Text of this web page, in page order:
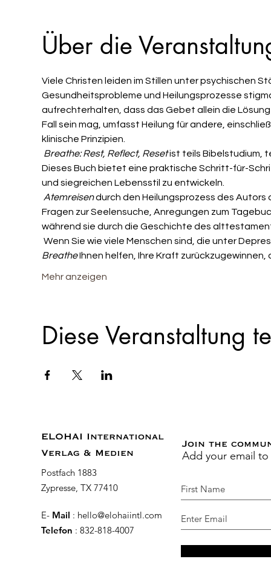
Über die
Viele Christen leiden im Stillen unter psychischen
Gesundheitsprobleme und Heilungsprozesse
aufrechterhalten, dass das Gebet allein die
Fall sein mag, umfasst Heilung für andere,
klinische Prinzipien.
Breathe: Rest, Reflect, Reset ist teils Bibelstudium,
Dieses Buch bietet eine praktische Schritt-für-
und siegreichen Lebensstil zu entwickeln.
Atemreisen durch den Heilungsprozess des Autors
Fragen zur Seelensuche, Anregungen zum
während sie durch die Geschichte des
Wenn Sie wie viele Menschen sind, die unter
Breathe Ihnen helfen, Ihre Kraft zurückzugewinnen,
Mehr anzeigen
Diese Veranstaltung
ELOHAI International
Verlag & Medien
Postfach 1883
Zypresse, TX 77410
E- Mail : hello@elohaiintl.com
Telefon : 832-818-4007
Join the
Add your email